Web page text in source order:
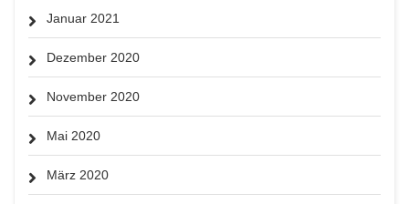
Januar 2021
Dezember 2020
November 2020
Mai 2020
März 2020